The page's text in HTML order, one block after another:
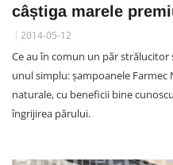
câștiga marele
2014-05-12
Ce au în comun un păr strălucitor
unul simplu: șampoanele Farmec
naturale, cu beneficii bine
îngrijirea părului.